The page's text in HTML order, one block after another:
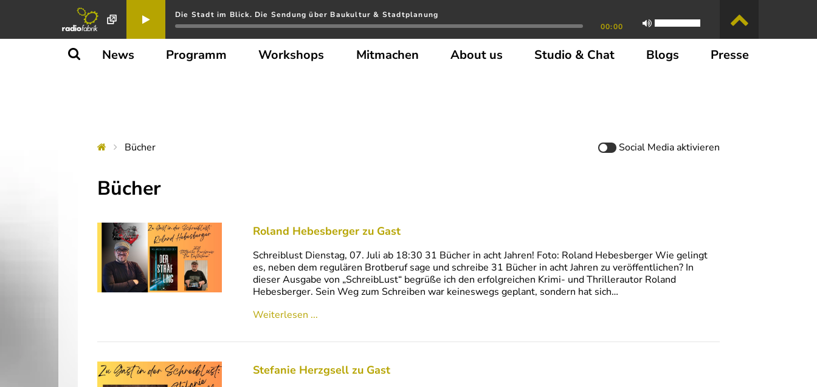
Die Stadt im Blick. Die Sendung über Baukultur & Stadtplanung
00:00
News Programm Workshops Mitmachen About us Studio & Chat Blogs Presse
Bücher Social Mediaaktivieren
Bücher
Roland Hebesberger zu Gast
Schreiblust Dienstag, 07. Juli ab 18:30 31 Bücher in acht Jahren! Foto: Roland Hebesberger Wie gelingt
es, neben dem regulären Brotberuf sage und schreibe 31 Bücher in acht Jahren zu veröffentlichen? In
dieser Ausgabe von „SchreibLust“ begrüße ich den erfolgreichen Krimi- und Thrillerautor Roland
Hebesberger. Sein Weg zum Schreiben war keineswegs geplant, sondern hat sich…
Weiterlesen ...
Stefanie Herzgsell zu Gast